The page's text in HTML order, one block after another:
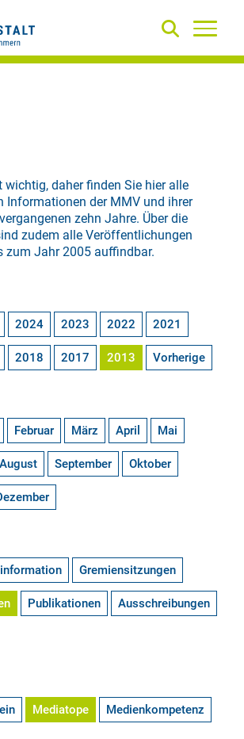
wichtig, daher finden Sie hier alle
Informationen der MMV und ihrer
zehn Jahre. Über die
zudem alle Veröffentlichungen
zum Jahr 2005 auffindbar.
2024 2023 2022 2021
2018 2017 2013 Vorherige
Februar März April Mai
August September Oktober
Gremiensitzungen
Publikationen Ausschreibungen
Mediatope Medienkompetenz